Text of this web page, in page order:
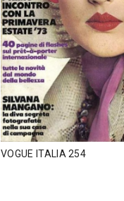
VOGUE ITALIA 254